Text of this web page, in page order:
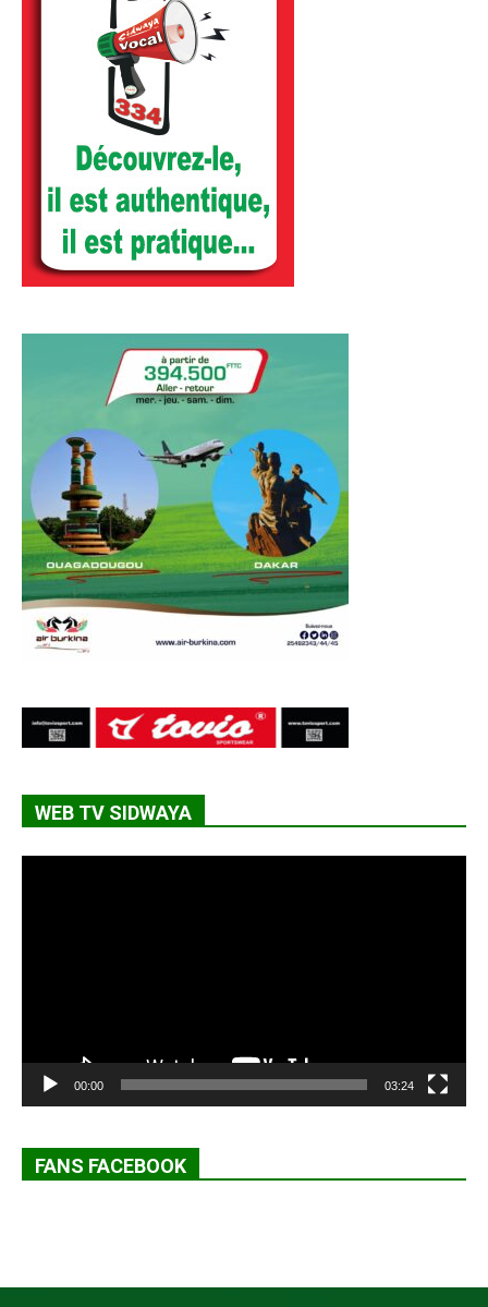
WEB TV SIDWAYA
00:00 03:24
FANS FACEBOOK